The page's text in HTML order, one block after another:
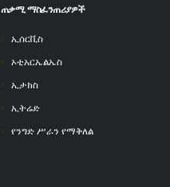
ጠቃሚ ማስፈንጠሪያዎች
ኢሰርቪስ
ኦቲአርኤልኤስ
ኢታክስ
ኢትሬድ
የንግድ ሥራን የማቅለል